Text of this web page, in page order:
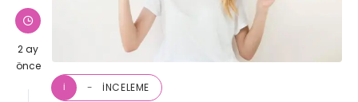
2 ay
önce
İ İNCELEME